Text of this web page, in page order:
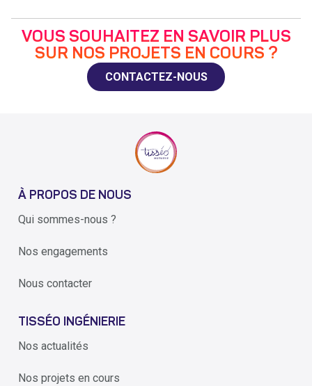
VOUS SOUHAITEZ EN SAVOIR PLUS
SUR NOS PROJETS EN COURS ?
CONTACTEZ-NOUS
À PROPOS DE NOUS
Qui sommes-nous ?
Nos engagements
Nous contacter
TISSÉO INGÉNIERIE
Nos actualités
Nos projets en cours